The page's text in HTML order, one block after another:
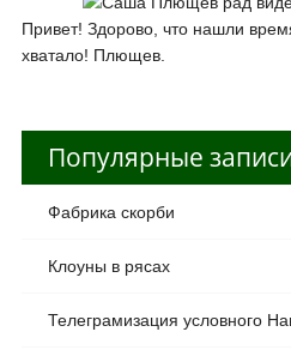
Привет! Здорово, что нашли
хватало! Плющев.
Популярные
Фабрика скорби
Клоуны в рясах
Телеграмизация условного